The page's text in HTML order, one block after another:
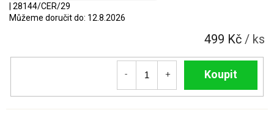
| 28144/CER/29
Můžeme doručit do: 12.8.2026
499 Kč / ks
Do košíku